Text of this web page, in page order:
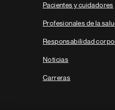
Pacientes y cuidadores
Profesionales de la
Responsabilidad
Noticias
Carreras